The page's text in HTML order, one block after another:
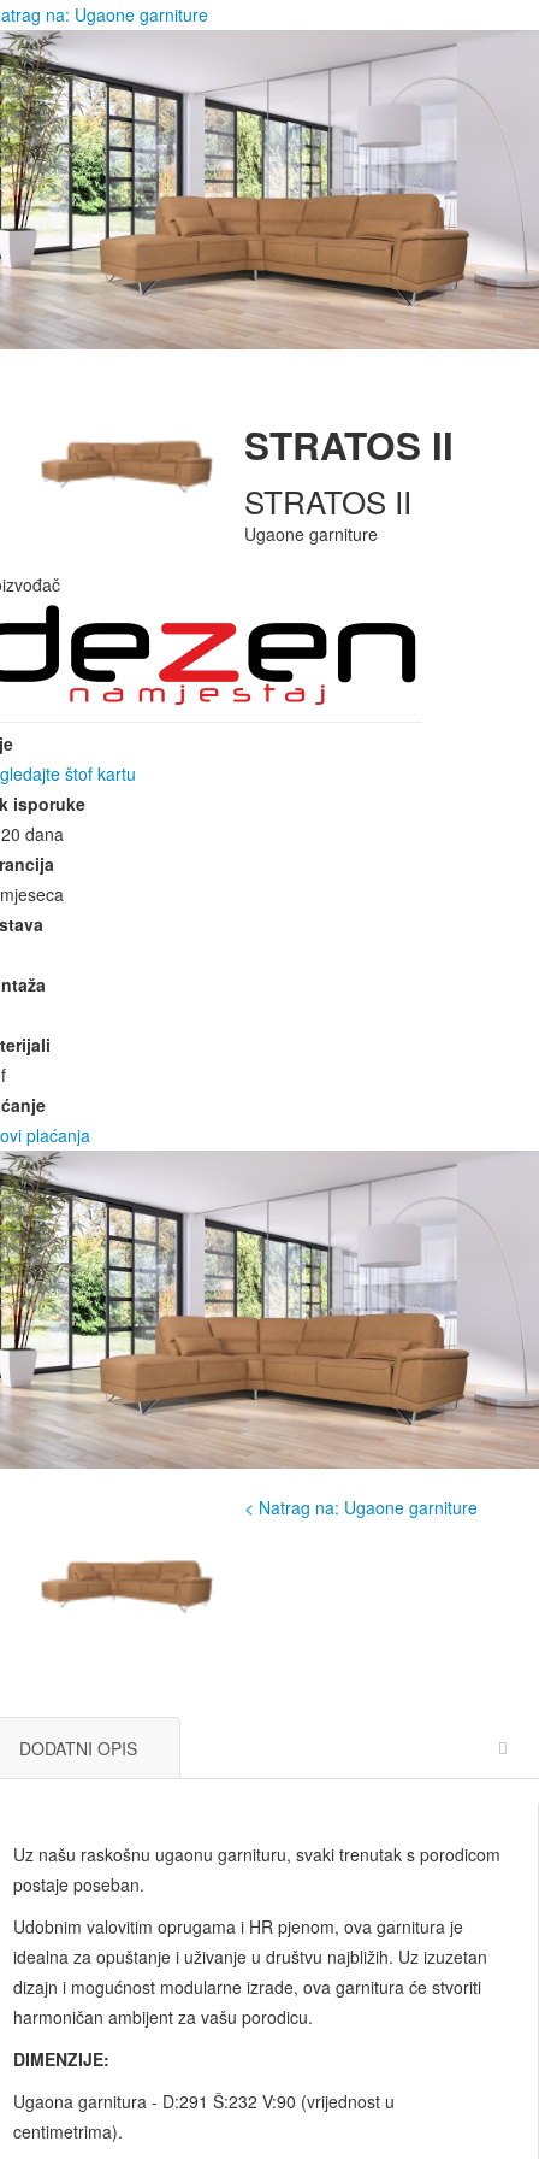
na: Ugaone garniture
STRATOS II
STRATOS II
Ugaone garniture
štof kartu
isporuke
dana
plaćanja
< Natrag na: Ugaone garniture
DODATNI OPIS
Uz našu raskošnu ugaonu garnituru, svaki trenutak s porodicom
postaje poseban.
Udobnim valovitim oprugama i HR pjenom, ova garnitura je
idealna za opuštanje i uživanje u društvu najbližih. Uz izuzetan
dizajn i mogućnost modularne izrade, ova garnitura će stvoriti
harmoničan ambijent za vašu porodicu.
DIMENZIJE:
Ugaona garnitura - D:291 Š:232 V:90 (vrijednost u
centimetrima).